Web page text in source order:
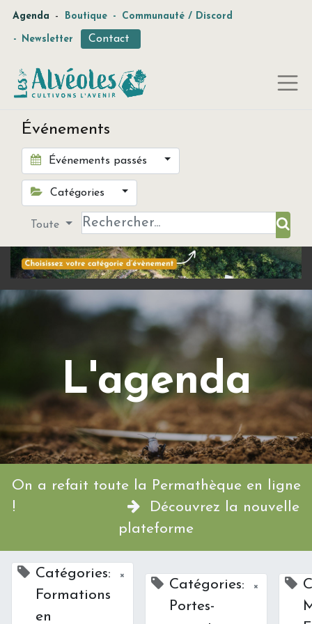
Agenda - Boutique - Communauté / Discord
- Newsletter Contact
Événements
Événements passés
Catégories
Toute
L'agenda
On a refait toute la Permathèque en ligne
!
Découvrez la nouvelle
plateforme
Catégories:
Formations
en
×
Catégories:
Portes-
×